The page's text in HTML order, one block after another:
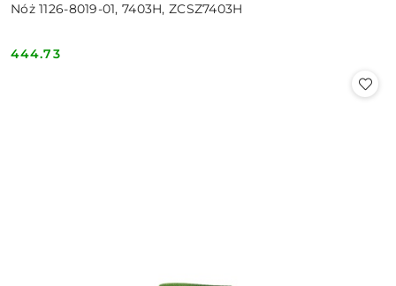
Nóż 1126-8019-01, 7403H, ZCSZ7403H
Cena:
444.73